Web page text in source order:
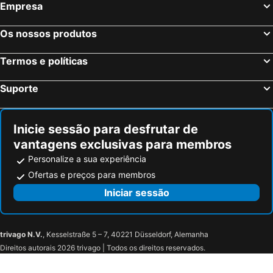
Draguignan, bed and breakfasts
Reillane, bed and breakfasts
Entrecasteaux, bed and breakfasts
La Motte, bed and breakfasts
Empresa
Os nossos produtos
Termos e políticas
Suporte
Inicie sessão para desfrutar de
vantagens exclusivas para membros
Personalize a sua experiência
Ofertas e preços para membros
Iniciar sessão
trivago N.V., Kesselstraße 5 – 7, 40221 Düsseldorf, Alemanha
Direitos autorais 2026 trivago | Todos os direitos reservados.